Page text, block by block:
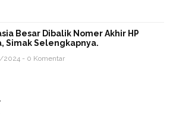
Besar Dibalik Nomer Akhir HP
Simak Selengkapnya.
- 0 Komentar